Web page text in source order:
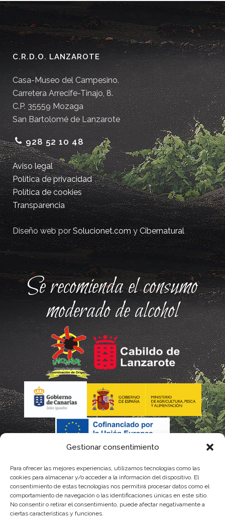
Gestionar consentimiento
Para ofrecer las mejores experiencias, utilizamos tecnologías como las
cookies para almacenar y/o acceder a la información del dispositivo. El
consentimiento de estas tecnologías nos permitirá procesar datos como el
comportamiento de navegación o las identificaciones únicas en este sitio.
No consentir o retirar el consentimiento, puede afectar negativamente a
ciertas características y funciones.
C.R.D.O. LANZAROTE
Casa-Museo del Campesino.
Carretera Arrecife-Tinajo, 8.
C.P. 35559 Mozaga
San Bartolomé de Lanzarote
928 52 10 48
Aviso legal
Política de privacidad
Política de cookies
Transparencia
Diseño web porSolucionet.comyCibernatural
Se recomienda el consumo
moderado de alcohol
La gestión de la DOP Lanzarote realizada por este Consejo
Regulador es financiada, parcialmente, por el Gobierno de
Canarias